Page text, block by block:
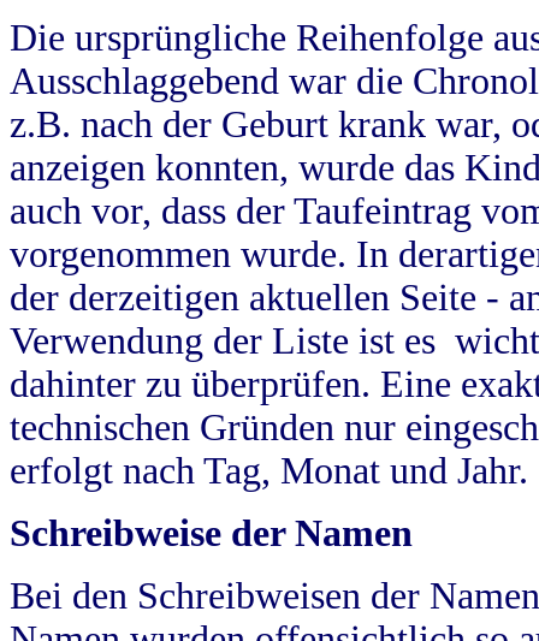
Die ursprüngliche Reihenfolge
Ausschlaggebend war die
z.B. nach der Geburt krank war,
anzeigen konnten, wurde das
auch vor, dass der Taufeintrag
vorgenommen wurde. In
der derzeitigen aktuellen Seite -
Verwendung der Liste ist es
dahinter zu überprüfen. Eine
technischen Gründen nur
erfolgt nach Tag, Monat und Jahr.
Schreibweise der Namen
Bei den Schreibweisen der